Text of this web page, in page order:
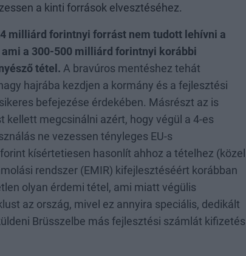
a kinti források elvesztéséhez.
milliárd forintnyi forrást nem tudott lehívni a
a 300-500 milliárd forintnyi korábbi
tétel. A bravúros mentéshez tehát
hajrába kezdjen a kormány és a fejlesztési
befejezése érdekében. Másrészt az is
megcsinálni azért, hogy végül a 4-es
ne vezessen tényleges EU-s
kísértetiesen hasonlít ahhoz a tételhez (közel
rendszer (EMIR) kifejlesztéséért korábban
olyan érdemi tétel, ami miatt végülis
az ország, mivel ez annyira speciális, dedikált
Brüsszelbe más fejlesztési számlát kifizetés